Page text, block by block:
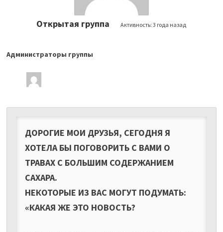
Открытая группа Активность:3 года назад
Лидеры
группы
Администраторы группы
ДОРОГИЕ МОИ ДРУЗЬЯ, СЕГОДНЯ Я
ХОТЕЛА БЫ ПОГОВОРИТЬ С ВАМИ О
ТРАВАХ С БОЛЬШИМ СОДЕРЖАНИЕМ
САХАРА.
НЕКОТОРЫЕ ИЗ ВАС МОГУТ ПОДУМАТЬ:
«КАКАЯ ЖЕ ЭТО НОВОСТЬ?